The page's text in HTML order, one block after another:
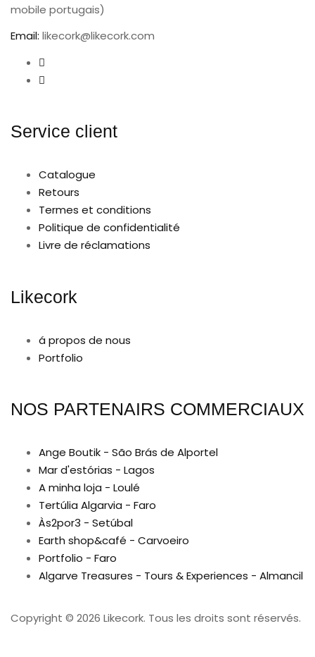
mobile portugais)
Email: likecork@likecork.com
Service client
Catalogue
Retours
Termes et conditions
Politique de confidentialité
Livre de réclamations
Likecork
á propos de nous
Portfolio
NOS PARTENAIRS COMMERCIAUX
Ange Boutik - São Brás de Alportel
Mar d'estórias - Lagos
A minha loja - Loulé
Tertúlia Algarvia - Faro
Às2por3 - Setúbal
Earth shop&café - Carvoeiro
Portfolio - Faro
Algarve Treasures - Tours & Experiences - Almancil
Copyright © 2026 Likecork. Tous les droits sont réservés.